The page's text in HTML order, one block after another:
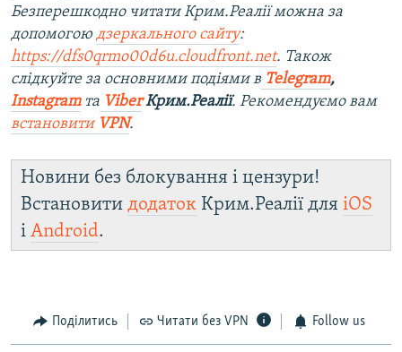
Безперешкодно читати Крим.Реалії можна за
допомогою дзеркального сайту:
https://dfs0qrmo00d6u.cloudfront.net. Також
слідкуйте за основними подіями в Telegram,
Instagramта ViberКрим.Реалії. Рекомендуємо вам
встановити VPN.
Новини без блокування і цензури!
Встановити додаток Крим.Реалії для iOS
і Android.
Поділитись Читати без VPN Follow us